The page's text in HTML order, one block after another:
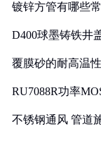
镀锌方管有哪些
D400球墨铸铁井
覆膜砂的耐高温
RU7088R功率
不锈钢通风 管道